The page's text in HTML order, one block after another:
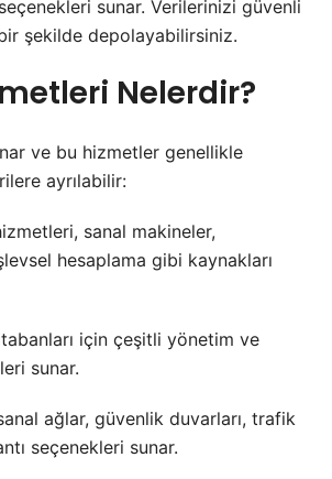
sunar. Verilerinizi güvenli
şekilde depolayabilirsiniz.
Nelerdir?
ve bu hizmetler genellikle
ayrılabilir:
sanal makineler,
hesaplama gibi kaynakları
için çeşitli yönetim ve
sunar.
ağlar, güvenlik duvarları, trafik
seçenekleri sunar.